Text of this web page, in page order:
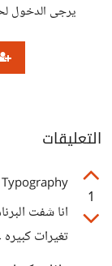
يرجى الدخول
التعليقات
1
Typography
انا شفت
تغيرات